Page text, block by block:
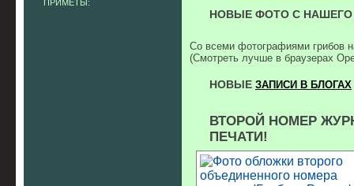
ПРИМЕТЫ:
НОВЫЕ ФОТО С НАШЕГО
Со всеми фотографиями грибов
(Смотреть лучше в браузерах
НОВЫЕ ЗАПИСИ В БЛОГАХ
ВТОРОЙ НОМЕР
ПЕЧАТИ!